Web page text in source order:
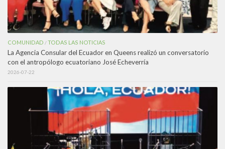
COMUNIDAD /TODAS LAS NOTICIAS
La Agencia Consular del Ecuador en Queens realizó un conversatorio
con el antropólogo ecuatoriano José Echeverría
2026-07-22